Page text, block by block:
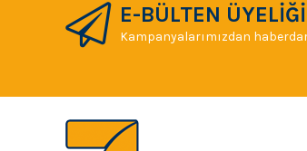
E-BÜLTEN ÜYELİĞİ
Kampanyalarımızdan